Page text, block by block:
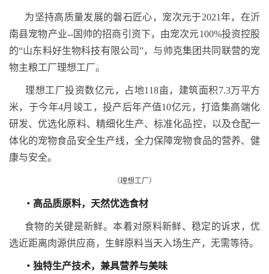
为坚持高质量发展的磐石匠心，宠次元于2021年，在沂
南县宠物产业--国帅的招商引资下，由宠次元100%投资控股
的“山东料好生物科技有限公司”，与帅克集团共同联营的宠
物主粮工厂理想工厂。
理想工厂投资数亿元，占地118亩，建筑面积7.3万平方
米，于今年4月竣工，投产后年产值10亿元，打造集高端化
研发、优选化原料、精细化生产、标准化品控，以及仓配一
体化的宠物食品安全生产线，全力保障宠物食品的营养、健
康与安全。
（理想工厂）
・ 高品质原料，天然优选食材
食物的关键是新鲜。本着对原料新鲜、稳定的诉求，优
选近距离肉源供应商，生鲜原料当天入场生产，无需等待。
・ 独特生产技术，兼具营养与美味